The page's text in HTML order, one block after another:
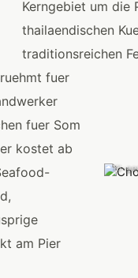
Kerngebiet um die
thailaendischen
traditionsreichen
KI-
fuer
fuer Som
kostet ab
am Pier